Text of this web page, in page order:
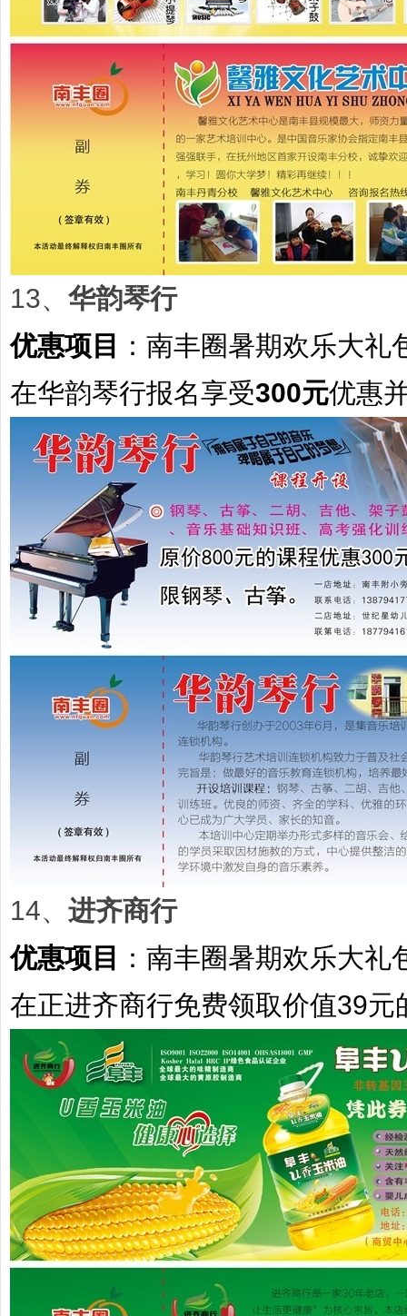
13、 华韵琴行
优惠项目
： 南丰圈暑期欢乐大礼
在华韵琴行报名享受300元优惠
14、 进齐商行
优惠项目
： 南丰圈暑期欢乐大礼
在正进齐商行免费领取价值39